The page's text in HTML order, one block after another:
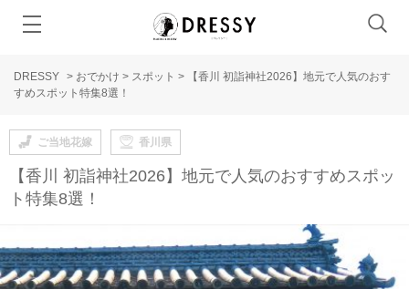
DRESSY > おでかけ > スポット >
【香川 初詣神社2026】地元で人気のおす
すめスポット特集8選！
ご当地花嫁 香川県
【香川 初詣神社2026】地元で人気のおすすめスポッ
ト特集8選！